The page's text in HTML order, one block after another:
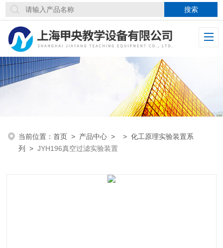
当前位置：首页 > 产品中心 > >化工原理实验装置系
列
>JYH196真空过滤实验装置